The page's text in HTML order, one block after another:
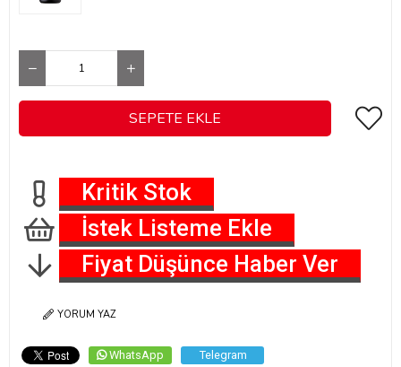
Kritik Stok
İstek Listeme Ekle
Fiyat Düşünce Haber Ver
YORUM YAZ
WhatsApp Telegram